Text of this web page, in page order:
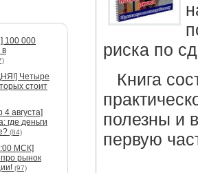
100 000
в
Четыре
стоит
августа]
где деньги
(84)
МСК]
рынок
(97)
риска по
Книга
полезны и
первую